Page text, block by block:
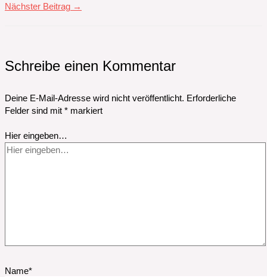
Nächster Beitrag →
Schreibe einen Kommentar
Deine E-Mail-Adresse wird nicht veröffentlicht. Erforderliche
Felder sind mit * markiert
Hier eingeben…
Name*